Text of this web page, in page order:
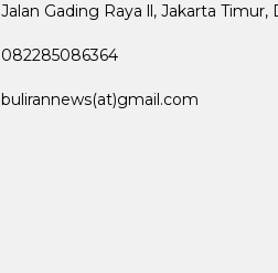
Jalan Gading Raya ll, Jakarta Timur,
082285086364
bulirannews(at)gmail.com